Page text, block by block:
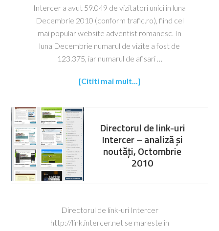
Intercer a avut 59.049 de vizitatori unici in luna
Decembrie 2010 (conform trafic.ro), fiind cel
mai popular website adventist romanesc. In
luna Decembrie numarul de vizite a fost de
123.375, iar numarul de afisari …
[Cititi mai mult...]
Directorul de link-uri
Intercer – analiză și
noutăți, Octombrie
2010
Directorul de link-uri Intercer
http://link.intercer.net se mareste in